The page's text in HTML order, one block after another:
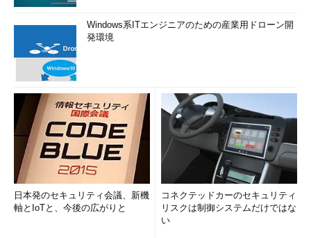
Windows系ITエンジニアのための産業用ドローン開
発環境
日本発のセキュリティ会議、新機
軸とIoTと、今後の広がりと
コネクテッドカーのセキュリティ
リスクは制御システムだけではな
い